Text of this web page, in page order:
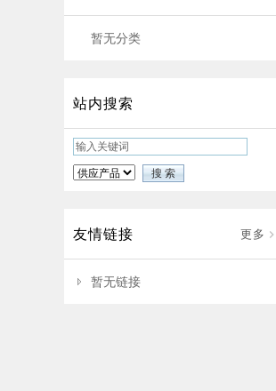
暂无分类
站内搜索
更多
友情链接
暂无链接